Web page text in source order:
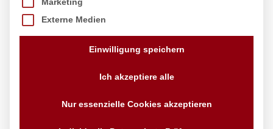
Externe Medien
Einwilligung speichern
Ich akzeptiere alle
Nur essenzielle Cookies akzeptieren